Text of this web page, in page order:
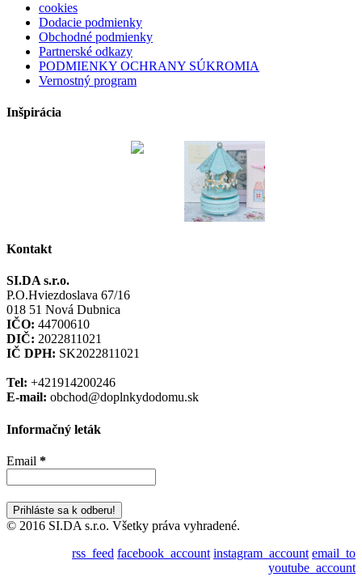
cookies
Dodacie podmienky
Obchodné podmienky
Partnerské odkazy
PODMIENKY OCHRANY SÚKROMIA
Vernostný program
Inšpirácia
Kontakt
SI.DA s.r.o.
P.O.Hviezdoslava 67/16
018 51 Nová Dubnica
IČO: 44700610
DIČ: 2022811021
IČ DPH: SK2022811021
Tel: +421914200246
E-mail: obchod@doplnkydodomu.sk
Informačný leták
Email *
© 2016 SI.DA s.r.o. Všetky práva vyhradené.
rss_feed facebook_account instagram_account email_to
youtube_account